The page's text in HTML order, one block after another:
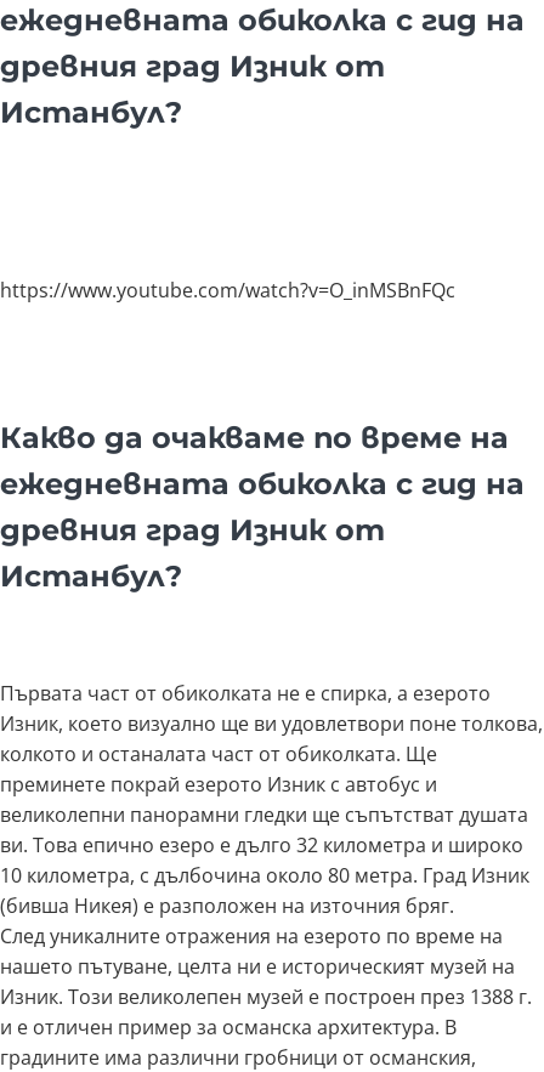
ежедневната обиколка с гид на
древния град Изник от
Истанбул?
https://www.youtube.com/watch?v=O_inMSBnFQc
Какво да очакваме по време на
ежедневната обиколка с гид на
древния град Изник от
Истанбул?
Първата част от обиколката не е спирка, а езерото
Изник, което визуално ще ви удовлетвори поне толкова,
колкото и останалата част от обиколката. Ще
преминете покрай езерото Изник с автобус и
великолепни панорамни гледки ще съпътстват душата
ви. Това епично езеро е дълго 32 километра и широко
10 километра, с дълбочина около 80 метра. Град Изник
(бивша Никея) е разположен на източния бряг.
След уникалните отражения на езерото по време на
нашето пътуване, целта ни е историческият музей на
Изник. Този великолепен музей е построен през 1388 г.
и е отличен пример за османска архитектура. В
градините има различни гробници от османския,